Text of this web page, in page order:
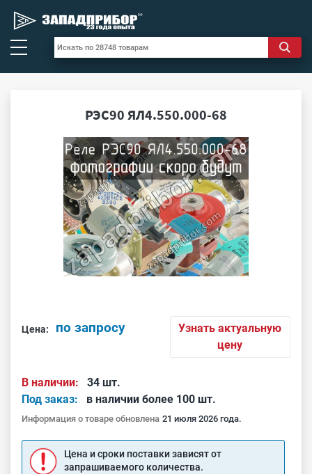
РЭС90 ЯЛ4.550.000-68
Цена: по запросу
Узнать актуальную
цену
В наличии:
34 шт.
Под заказ:
в наличии более 100 шт.
Информация о товаре обновлена 21 июля 2026 года.
Цена и сроки поставки зависят от
запрашиваемого количества.